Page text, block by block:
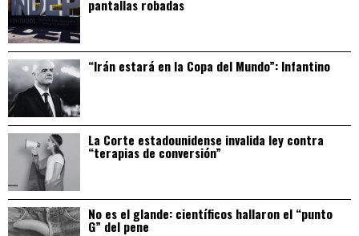
pantallas robadas
“Irán estará en la Copa del Mundo”: Infantino
La Corte estadounidense invalida ley contra
“terapias de conversión”
No es el glande: científicos hallaron el “punto
G” del pene